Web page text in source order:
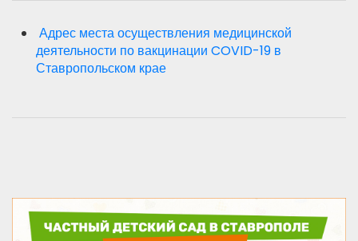
Адрес места осуществления медицинской
деятельности по вакцинации COVID-19 в
Ставропольском крае